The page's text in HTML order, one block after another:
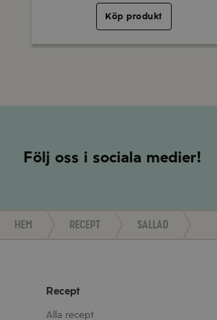
Köp produkt
Följ oss i sociala medier!
Hem Recept Sallad
Recept
Alla recept